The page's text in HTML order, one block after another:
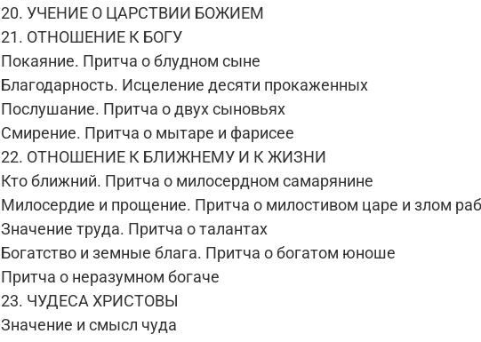
20. УЧЕНИЕ О ЦАРСТВИИ БОЖИЕМ
21. ОТНОШЕНИЕ К БОГУ
Покаяние. Притча о блудном сыне
Благодарность. Исцеление десяти прокаженных
Послушание. Притча о двух сыновьях
Смирение. Притча о мытаре и фарисее
22. ОТНОШЕНИЕ К БЛИЖНЕМУ И К ЖИЗНИ
Кто ближний. Притча о милосердном самарянине
Милосердие и прощение. Притча о милостивом царе и злом
Значение труда. Притча о талантах
Богатство и земные блага. Притча о богатом юноше
Притча о неразумном богаче
23. ЧУДЕСА ХРИСТОВЫ
Значение и смысл чуда